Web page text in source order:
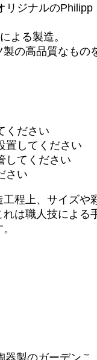
リジナルのPhilipp
よる製造。
の高品質なもの
ください
置してください
してください
さい
程上、サイズや
は職人技による
製のガーデンこ